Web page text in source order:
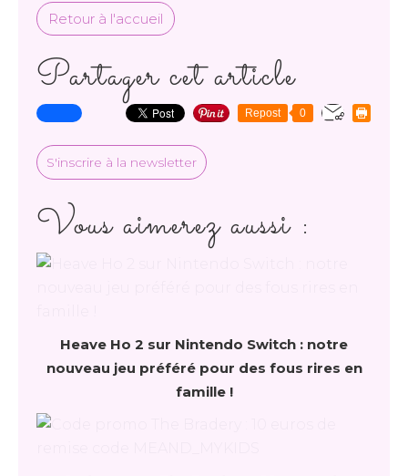
Retour à l'accueil
Partager cet article
Repost 0
S'inscrire à la newsletter
Vous aimerez aussi :
Heave Ho 2 sur Nintendo Switch : notre
nouveau jeu préféré pour des fous rires en
famille !